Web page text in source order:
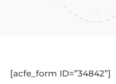
[acfe_form ID=”34842”]